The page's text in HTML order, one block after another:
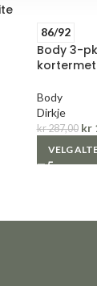
86/92
Body 3-
kortermet
Body
Dirkje
kr287,00 kr
VELG